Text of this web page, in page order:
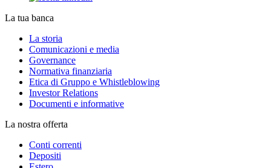
La tua banca
La storia
Comunicazioni e media
Governance
Normativa finanziaria
Etica di Gruppo e Whistleblowing
Investor Relations
Documenti e informative
La nostra offerta
Conti correnti
Depositi